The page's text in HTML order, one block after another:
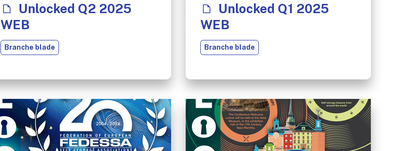
Unlocked Q2 2025
WEB
Branche blade
Unlocked Q1 2025
WEB
Branche blade